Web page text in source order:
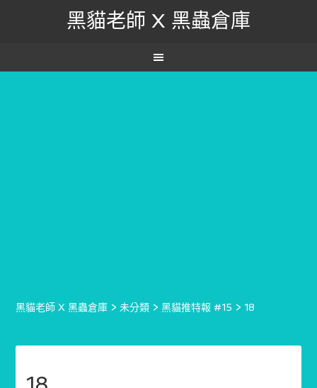
黑貓老師 X 黑蟲倉庫
黑貓老師 X 黑蟲倉庫 >未分類 >黑貓推特報 #15 > 18